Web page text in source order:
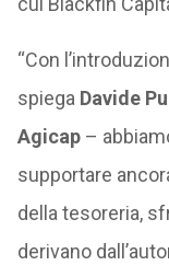
“Con
spiega Davide
Agicap–
supportare
della tesoreria,
derivano